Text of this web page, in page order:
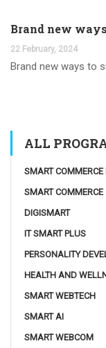
22 February, 2024
Brand new ways to
ALL
SMART COMMERCE
SMART COMMERCE
DIGISMART
IT SMART PLUS
PERSONALITY
HEALTH AND
SMART WEBTECH
SMART AI
SMART WEBCOM